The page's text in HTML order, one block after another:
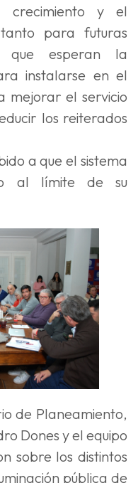
crecimiento y el
para futuras
que esperan la
instalarse en el
mejorar el servicio
los reiterados
a que el sistema
al límite de su
de Planeamiento,
Dones y el equipo
sobre los distintos
pública de